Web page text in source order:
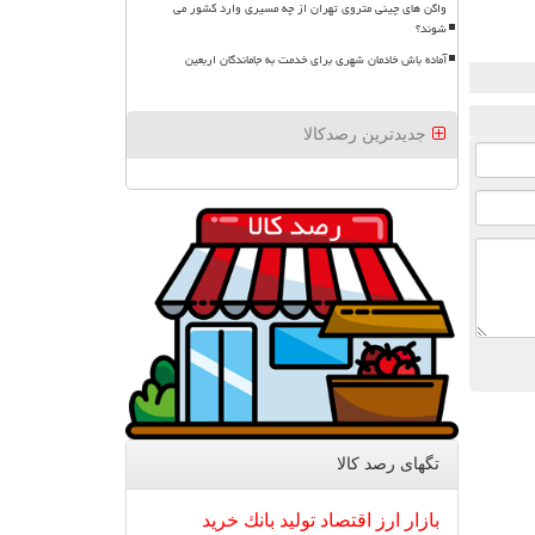
واگن های چینی متروی تهران از چه مسیری وارد کشور می
شوند؟
آماده باش خادمان شهری برای خدمت به جاماندگان اربعین
جدیدترین رصدکالا
تگهای رصد كالا
بازار ارز اقتصاد تولید بانك خرید